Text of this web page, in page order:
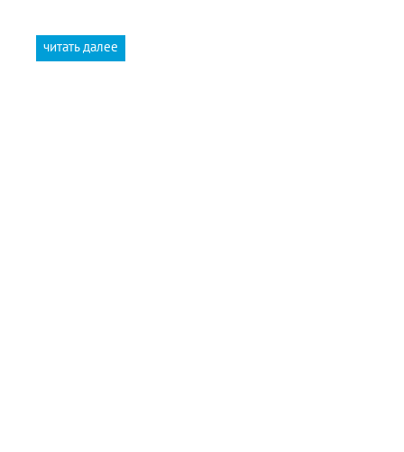
читать далее